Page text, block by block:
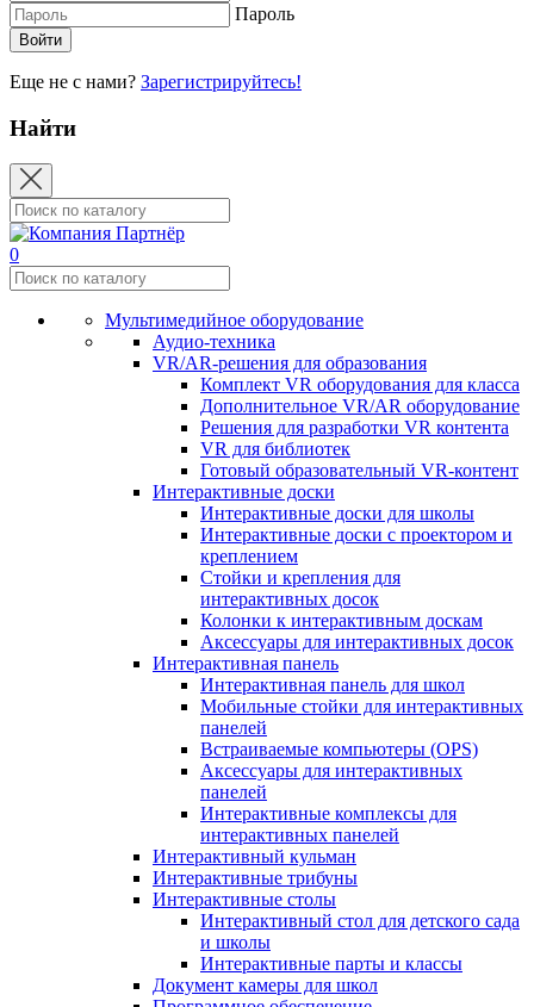
Пароль
Еще не с нами? Зарегистрируйтесь!
Найти
0
Мультимедийное оборудование
Аудио-техника
VR/AR-решения для образования
Комплект VR оборудования для класса
Дополнительное VR/AR оборудование
Решения для разработки VR контента
VR для библиотек
Готовый образовательный VR-контент
Интерактивные доски
Интерактивные доски для школы
Интерактивные доски с проектором и
креплением
Стойки и крепления для
интерактивных досок
Колонки к интерактивным доскам
Аксессуары для интерактивных досок
Интерактивная панель
Интерактивная панель для школ
Мобильные стойки для интерактивных
панелей
Встраиваемые компьютеры (OPS)
Аксессуары для интерактивных
панелей
Интерактивные комплексы для
интерактивных панелей
Интерактивный кульман
Интерактивные трибуны
Интерактивные столы
Интерактивный стол для детского сада
и школы
Интерактивные парты и классы
Документ камеры для школ